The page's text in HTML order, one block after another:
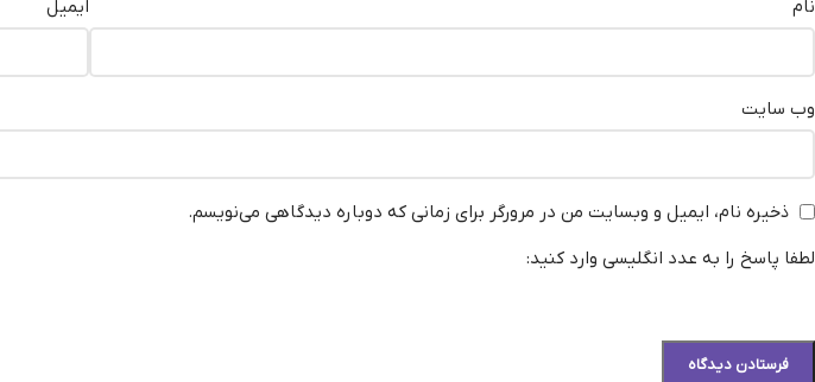
نام ایمیل
وب‌ سایت
ذخیره نام، ایمیل و وبسایت من در مرورگر برای زمانی که دوباره دیدگاهی می‌نویسم.
لطفا پاسخ را به عدد انگلیسی وارد کنید: